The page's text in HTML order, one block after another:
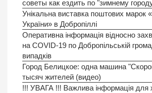
советы как ездить по "зимнему
Унікальна виставка поштових марок
України» в Добропіллі
Оперативна інформація відносно
на COVID-19 по Добропільській
випадків
Город Белицкое: одна машина
тысяч жителей (видео)
!!! УВАГА !!! Важлива інформація для